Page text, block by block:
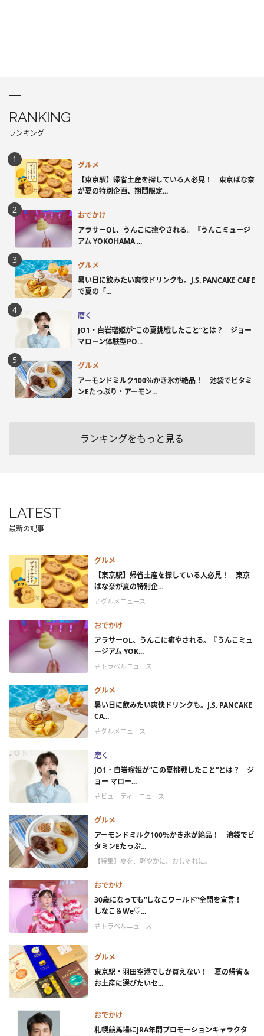
RANKING
ランキング
グルメ
【東京駅】帰省土産を探している人必見！ 東京ばな奈
が夏の特別企画、期間限定...
おでかけ
アラサーOL、うんこに癒やされる。『うんこミュージ
アム YOKOHAMA ...
グルメ
暑い日に飲みたい爽快ドリンクも。J.S. PANCAKE CAFE
で夏の「...
磨く
JO1・白岩瑠姫が“この夏挑戦したこと”とは？ ジョー
マローン体験型PO...
グルメ
アーモンドミルク100％かき氷が絶品！ 池袋でビタミ
ンEたっぷり・アーモン...
ランキングをもっと見る
LATEST
最新の記事
グルメ
【東京駅】帰省土産を探している人必見！ 東京
ばな奈が夏の特別企...
＃グルメニュース
おでかけ
アラサーOL、うんこに癒やされる。『うんこミュ
ージアム YOK...
＃トラベルニュース
グルメ
暑い日に飲みたい爽快ドリンクも。J.S. PANCAKE
CA...
＃グルメニュース
磨く
JO1・白岩瑠姫が“この夏挑戦したこと”とは？ ジ
ョー マロー...
＃ビューティーニュース
グルメ
アーモンドミルク100％かき氷が絶品！ 池袋でビ
タミンEたっぷ...
【特集】夏を、軽やかに、おしゃれに。
おでかけ
30歳になっても“しなこワールド”全開を宣言！
しなこ＆We♡...
＃トラベルニュース
グルメ
東京駅・羽田空港でしか買えない！ 夏の帰省＆
お土産に選びたいセ...
おでかけ
札幌競馬場にJRA年間プロモーションキャラクタ